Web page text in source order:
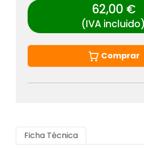
62,00 €
(IVA incluido)
Comprar
Ficha Técnica